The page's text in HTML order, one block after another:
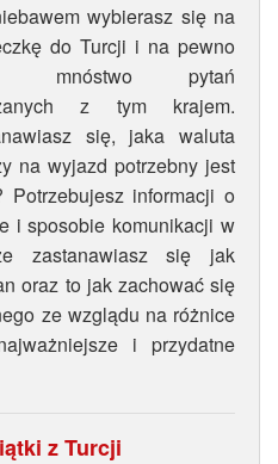
wybierasz się na
do Turcji i na pewno
mnóstwo pytań
z tym krajem.
się, jaka waluta
na wyjazd potrzebny jest
informacji o
i sposobie komunikacji w
zastanawiasz się jak
oraz to jak zachować się
ze wzglądu na różnice
i przydatne
z Turcji